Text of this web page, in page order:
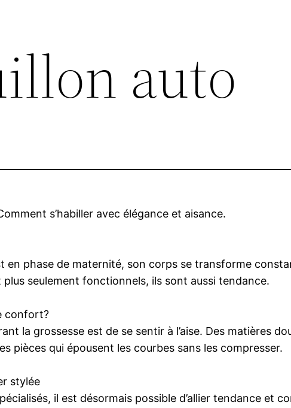
auto
s’habiller avec élégance et aisance.
en phase de maternité, son corps se transforme
plus seulement fonctionnels, ils sont aussi tendance.
confort?
la grossesse est de se sentir à l’aise. Des matières
pièces qui épousent les courbes sans les compresser.
stylée
il est désormais possible d’allier tendance et